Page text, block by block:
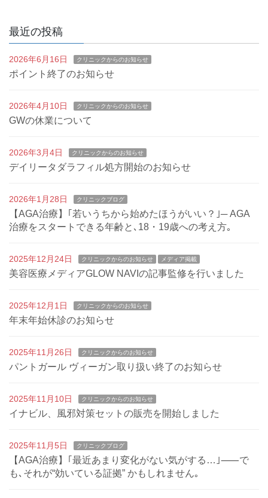
最近の投稿
2026年6月16日 クリニックからのお知らせ
ポイント終了のお知らせ
2026年4月10日 クリニックからのお知らせ
GWの休業について
2026年3月4日 クリニックからのお知らせ
デイリータダラフィル処方開始のお知らせ
2026年1月28日 クリニックブログ
【AGA治療】｢若いうちから始めたほうがいい？｣─ AGA
治療をスタートできる年齢と､18・19歳への考え方｡
2025年12月24日 クリニックからのお知らせ メディア掲載
美容医療メディアGLOW NAVIの記事監修を行いました
2025年12月1日 クリニックからのお知らせ
年末年始休診のお知らせ
2025年11月26日 クリニックからのお知らせ
パントガール ヴィーガン取り扱い終了のお知らせ
2025年11月10日 クリニックからのお知らせ
イナビル、風邪対策セットの販売を開始しました
2025年11月5日 クリニックブログ
【AGA治療】｢最近あまり変化がない気がする…｣⸺で
も､それが“効いている証拠” かもしれません｡